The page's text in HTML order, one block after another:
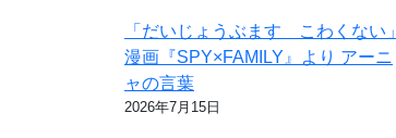
「だいじょうぶます こわくない」
漫画『SPY×FAMILY』より アーニ
ャの言葉
2026年7月15日